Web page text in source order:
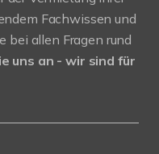
Fachwissen und
bei allen Fragen rund
uns an - wir sind für